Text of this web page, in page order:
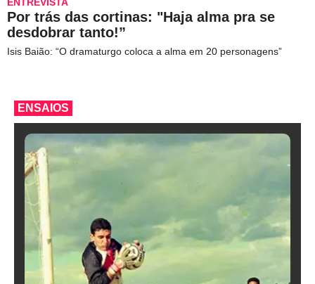
Por trás das cortinas: "Haja alma pra se
desdobrar tanto!”
Isis Baião: “O dramaturgo coloca a alma em 20 personagens”
ENSAIOS